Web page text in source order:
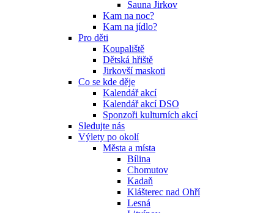
Sauna Jirkov
Kam na noc?
Kam na jídlo?
Pro děti
Koupaliště
Dětská hřiště
Jirkovší maskoti
Co se kde děje
Kalendář akcí
Kalendář akcí DSO
Sponzoři kulturních akcí
Sledujte nás
Výlety po okolí
Města a místa
Bílina
Chomutov
Kadaň
Klášterec nad Ohří
Lesná